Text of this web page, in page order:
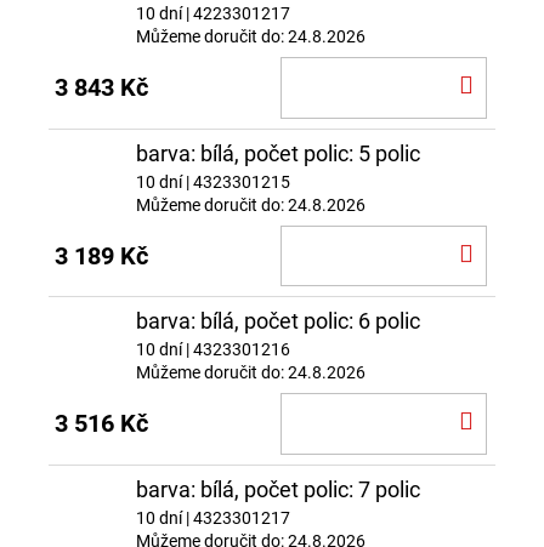
10 dní| 4223301217
Můžeme doručit do:24.8.2026
3 843 Kč
barva: bílá, počet polic: 5 polic
10 dní| 4323301215
Můžeme doručit do:24.8.2026
3 189 Kč
barva: bílá, počet polic: 6 polic
10 dní| 4323301216
Můžeme doručit do:24.8.2026
3 516 Kč
barva: bílá, počet polic: 7 polic
10 dní| 4323301217
Můžeme doručit do:24.8.2026